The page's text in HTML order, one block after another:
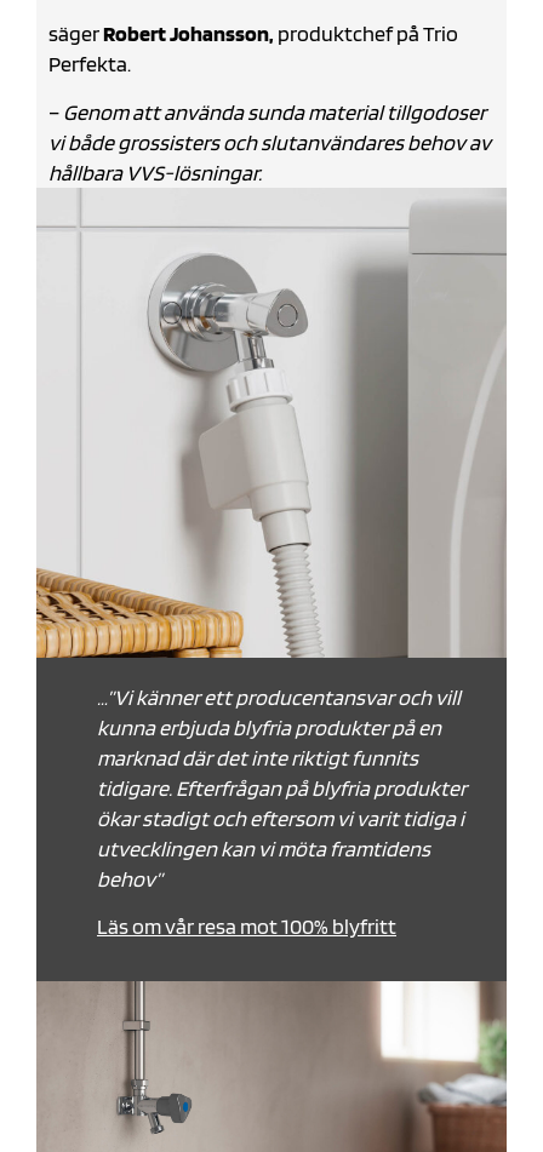
sägerRobert Johansson, produktchef på Trio
Perfekta.
–Genom att använda sunda material tillgodoser
vi både grossisters och slutanvändares behov av
hållbara VVS-lösningar.
…”Vi känner ett producentansvar och vill
kunna erbjuda blyfria produkter på en
marknad där det inte riktigt funnits
tidigare. Efterfrågan på blyfria produkter
ökar stadigt och eftersom vi varit tidiga i
utvecklingen kan vi möta framtidens
behov”
Läs om vår resa mot 100% blyfritt